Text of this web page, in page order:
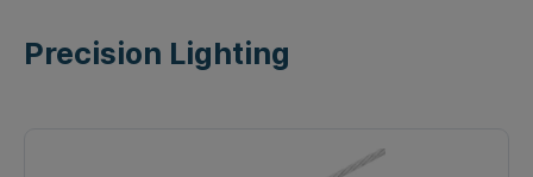
Precision Lighting